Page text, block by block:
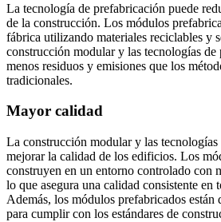
La tecnología de prefabricación puede
de la construcción. Los módulos
fábrica utilizando materiales reciclables y
construcción modular y las tecnologías
menos residuos y emisiones que los
tradicionales.
Mayor calidad
La construcción modular y las
mejorar la calidad de los edificios. Los
construyen en un entorno controlado con
lo que asegura una calidad consistente en
Además, los módulos prefabricados están
para cumplir con los estándares de